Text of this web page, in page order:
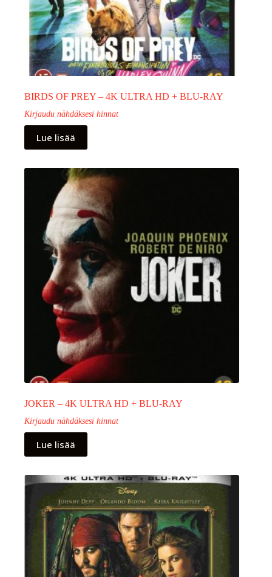
BIRDS OF PREY – 4K ULTRA HD + BLU-RAY
Kirjaudu nähdäksesi hinnat
Lue lisää
JOKER – 4K ULTRA HD + BLU-RAY
Kirjaudu nähdäksesi hinnat
Lue lisää